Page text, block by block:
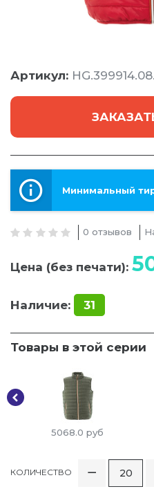
Артикул:
Минимальный
0 отзывов
Цена (без печати):
Наличие: 31
Товары в этой серии
5068.0 руб
КОЛИЧЕСТВО